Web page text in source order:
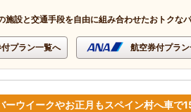
施設と交通手段を自由に組み合わせたおトクな
プラン一覧へ 航空券付プラ
ーウイークやお正月もスペイン村へ車で